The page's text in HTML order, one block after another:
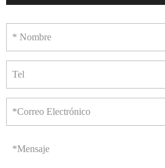
* Nombre
Tel
*Correo Electrónico
*Mensaje